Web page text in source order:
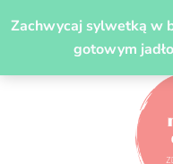
Zachwycaj sylwetką w
gotowym